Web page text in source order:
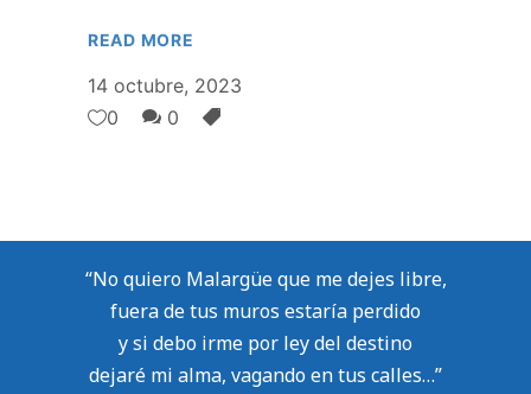
READ MORE
14 octubre, 2023
0
0
“No quiero Malargüe que me dejes libre,
fuera de tus muros estaría perdido
y si debo irme por ley del destino
dejaré mi alma, vagando en tus calles…”